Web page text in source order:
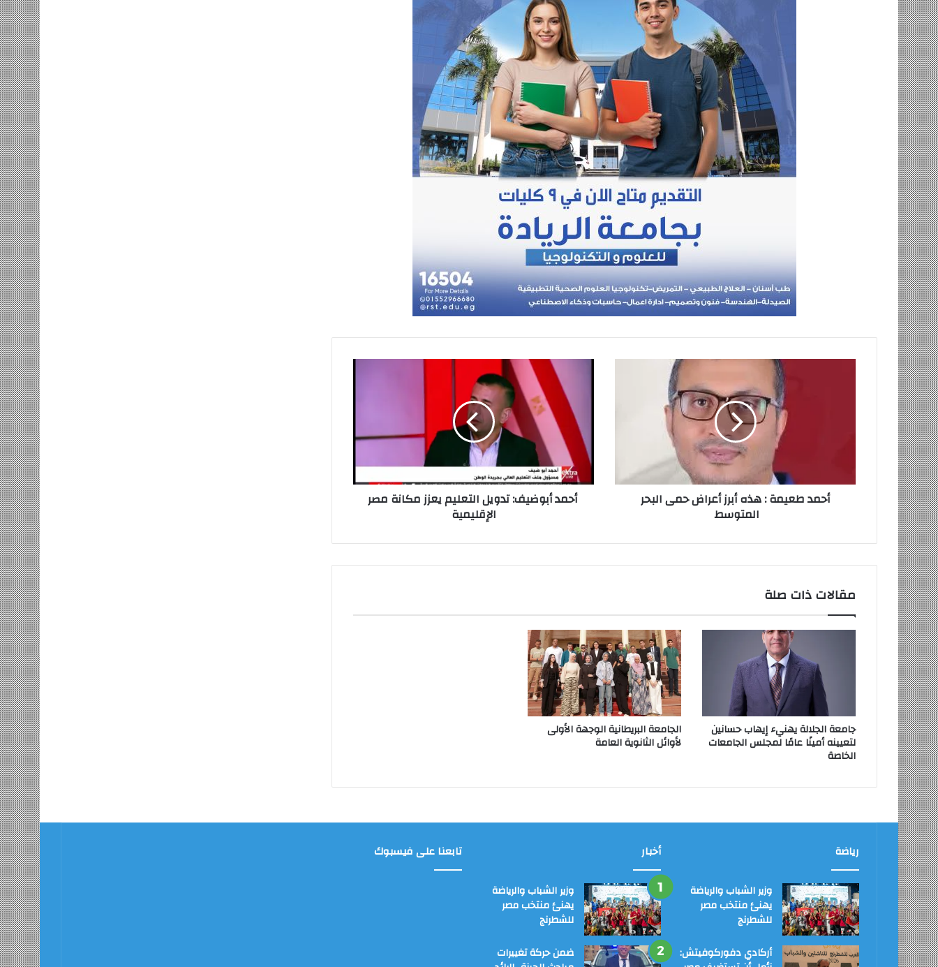
المتوسط
أحمد طعيمة : هذه أبرز أعراض حمى البحر
المتوسط
أبوضيف:
التعليم
يعزز
مكانة
مصر
الإقليمية
أحمد أبوضيف: تدويل التعليم يعزز مكانة مصر
الإقليمية
مقالات ذات صلة
جامعة الجلالة يهنيء إيهاب حسانين
لتعيينه أمينًا عامًا لمجلس الجامعات
الخاصة
الجامعة البريطانية الوجهة الأولى
لأوائل الثانوية العامة
رياضة
وزير الشباب والرياضة
يهنئ منتخب مصر
للشطرنج
أركادي دفوركوفيتش:
أخبار
وزير الشباب والرياضة
يهنئ منتخب مصر
للشطرنج
ضمن حركة تغييرات
تابعنا على فيسبوك